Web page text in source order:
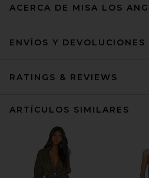
ACERCA DE MISA LOS
ENVÍOS Y DEVOLUCIONES
RATINGS & REVIEWS
ARTÍCULOS SIMILARES